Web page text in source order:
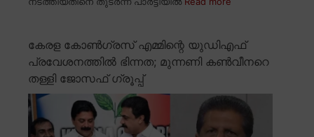
കേരള കോൺഗ്രസ് എമ്മിന്റെ യുഡിഎഫ്
പ്രവേശനത്തിൽ ഭിന്നത; മുന്നണി കൺവീനറെ
തള്ളി ജോസഫ് ഗ്രൂപ്പ്